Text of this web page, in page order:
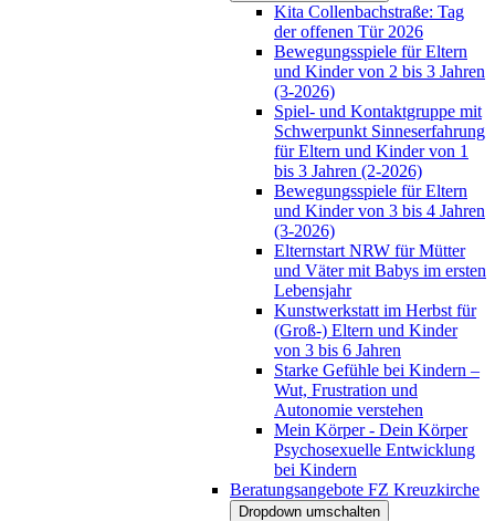
Kita Collenbachstraße: Tag
der offenen Tür 2026
Bewegungsspiele für Eltern
und Kinder von 2 bis 3 Jahren
(3-2026)
Spiel- und Kontaktgruppe mit
Schwerpunkt Sinneserfahrung
für Eltern und Kinder von 1
bis 3 Jahren (2-2026)
Bewegungsspiele für Eltern
und Kinder von 3 bis 4 Jahren
(3-2026)
Elternstart NRW für Mütter
und Väter mit Babys im ersten
Lebensjahr
Kunstwerkstatt im Herbst für
(Groß-) Eltern und Kinder
von 3 bis 6 Jahren
Starke Gefühle bei Kindern –
Wut, Frustration und
Autonomie verstehen
Mein Körper - Dein Körper
Psychosexuelle Entwicklung
bei Kindern
Beratungsangebote FZ Kreuzkirche
Dropdown umschalten